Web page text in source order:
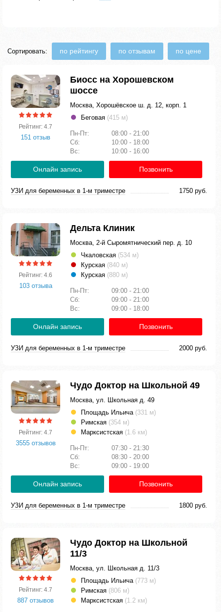
Сортировать: по рейтингу по отзывам по цене
Рейтинг: 4.7
151 отзыв
Биосс на Хорошевском
шоссе
Москва, Хорошёвское ш. д. 12, корп. 1
Беговая (415 м)
Пн-Пт:
08:00 - 21:00
Сб:
10:00 - 18:00
Вс:
10:00 - 16:00
Онлайн запись Позвонить
УЗИ для беременных в 1-м триместре 1750 руб.
Рейтинг: 4.6
103 отзыва
Дельта Клиник
Москва, 2-й Сыромятнический пер. д. 10
Чкаловская (534 м)
Курская (840 м)
Курская (880 м)
Пн-Пт:
09:00 - 21:00
Сб:
09:00 - 21:00
Вс:
09:00 - 18:00
Онлайн запись Позвонить
УЗИ для беременных в 1-м триместре 2000 руб.
Рейтинг: 4.7
3555 отзывов
Чудо Доктор на Школьной 49
Москва, ул. Школьная д. 49
Площадь Ильича (331 м)
Римская (354 м)
Марксистская (1.6 км)
Пн-Пт:
07:30 - 21:30
Сб:
08:30 - 20:00
Вс:
09:00 - 19:00
Онлайн запись Позвонить
УЗИ для беременных в 1-м триместре 1800 руб.
Рейтинг: 4.7
887 отзывов
Чудо Доктор на Школьной
11/3
Москва, ул. Школьная д. 11/3
Площадь Ильича (773 м)
Римская (806 м)
Марксистская (1.2 км)